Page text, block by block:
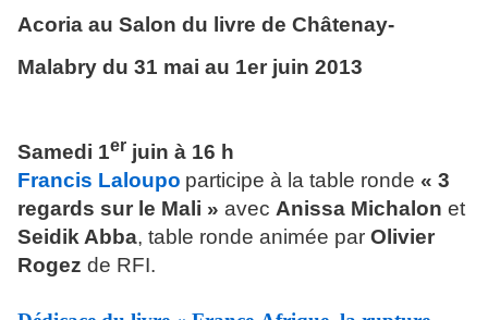
Acoria au Salon du livre de Châtenay-
Malabry du 31 mai au 1er juin 2013
Samedi 1er juin à 16 h
Francis Laloupo participe à la table ronde « 3
regards sur le Mali » avec Anissa Michalon et
Seidik Abba, table ronde animée par Olivier
Rogez de RFI.